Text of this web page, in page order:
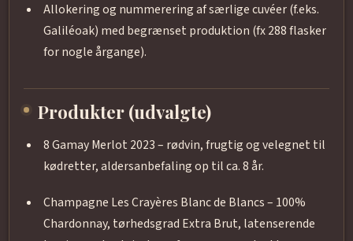
Allokering og nummerering af særlige cuvéer (f.eks.
Galiléoak) med begrænset produktion (fx 288 flasker
for nogle årgange).
Produkter (udvalgte)
8 Gamay Merlot 2023 – rødvin, frugtig og velegnet til
kødretter, aldersanbefaling op til ca. 8 år.
Champagne Les Crayères Blanc de Blancs – 100%
Chardonnay, tørhedsgrad Extra Brut, latenserende